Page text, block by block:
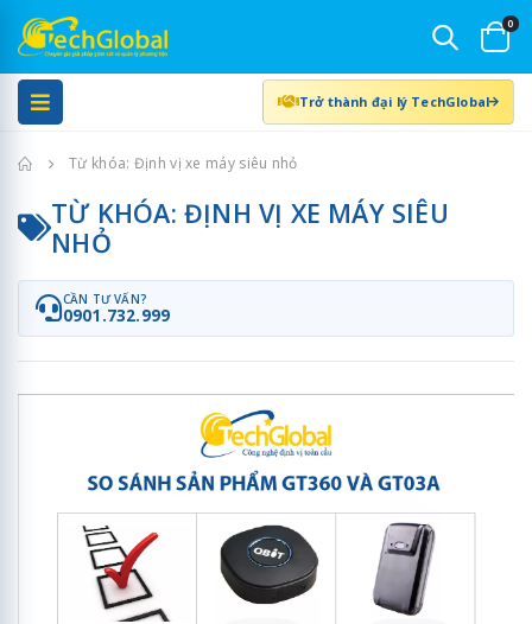
0
Trở thành đại lý TechGlobal
Trang chủTừ khóa: Định vị xe máy siêu nhỏ
TỪ KHÓA: ĐỊNH VỊ XE MÁY SIÊU
NHỎ
CẦN TƯ VẤN?
0901.732.999